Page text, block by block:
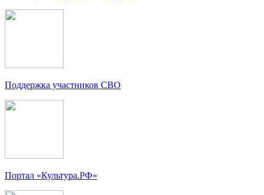
Поддержка участников СВО
Портал «Культура.РФ»